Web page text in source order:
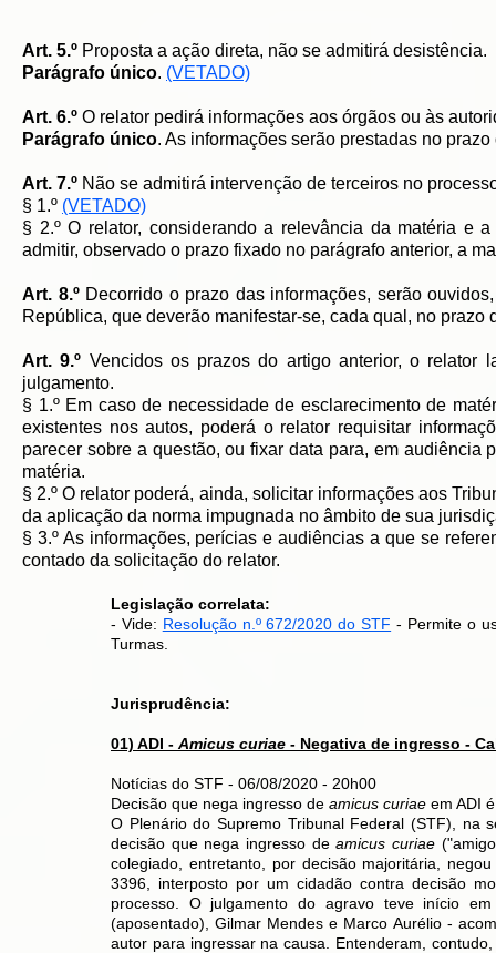
Art. 5.º Proposta a ação direta, não se admitirá desistência.
Parágrafo único. (VETADO)
Art. 6.º O relator pedirá informações aos órgãos ou às
Parágrafo único. As informações serão prestadas no
Art. 7.º Não se admitirá intervenção de terceiros no
§ 1.º (VETADO)
§ 2.º O relator, considerando a relevância da matéria e
admitir, observado o prazo fixado no parágrafo anterior, a
Art. 8.ºDecorrido o prazo das informações, serão
República, que deverão manifestar-se, cada qual, no prazo
Art. 9.º Vencidos os prazos do artigo anterior, o relator
julgamento.
§ 1.º Em caso de necessidade de esclarecimento de
existentes nos autos, poderá o relator requisitar
parecer sobre a questão, ou fixar data para, em
matéria.
§ 2.º O relator poderá, ainda, solicitar informações aos
da aplicação da norma impugnada no âmbito de sua
§ 3.º As informações, perícias e audiências a que se
contado da solicitação do relator.
Legislação correlata:
- Vide: Resolução n.º 672/2020 do STF - Permite o
Turmas.
Jurisprudência:
01) ADI - Amicus curiae - Negativa de ingresso -
Notícias do STF - 06/08/2020 - 20h00
Decisão que nega ingresso de amicus curiae em ADI
O Plenário do Supremo Tribunal Federal (STF), na
decisão que nega ingresso deamicus curiae
colegiado, entretanto, por decisão majoritária,
3396, interposto por um cidadão contra decisão
processo. O julgamento do agravo teve início
(aposentado), Gilmar Mendes e Marco Aurélio -
autor para ingressar na causa. Entenderam,